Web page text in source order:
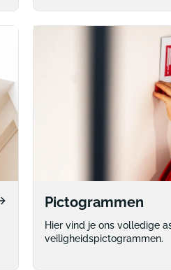
Pictogrammen
Hier vind je ons volledige
veiligheidspictogrammen.